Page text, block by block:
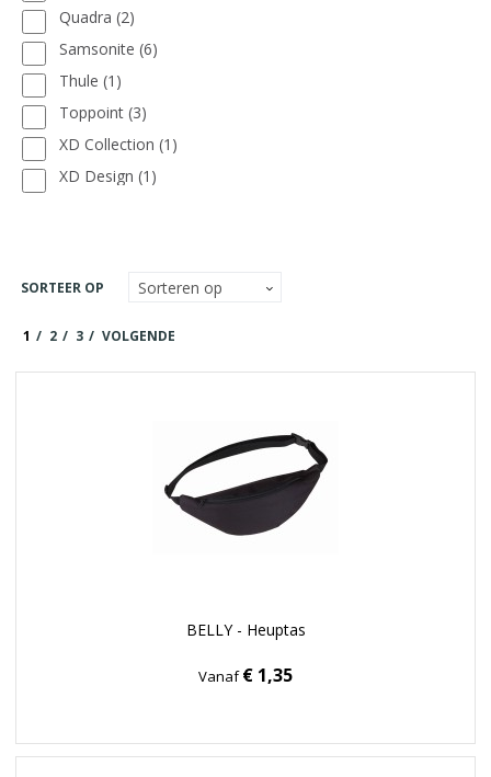
Quadra (2)
Samsonite (6)
Thule (1)
Toppoint (3)
XD Collection (1)
XD Design (1)
SORTEER OP
1 2 3 VOLGENDE
BELLY - Heuptas
Vanaf€ 1,35